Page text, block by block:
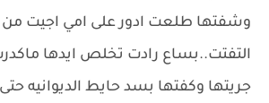
وشفتها طلعت ادور على امي اجيت من
التفتت..بساع رادت تخلص ايدها
جريتها وكفتها بسد حايط الديوانيه